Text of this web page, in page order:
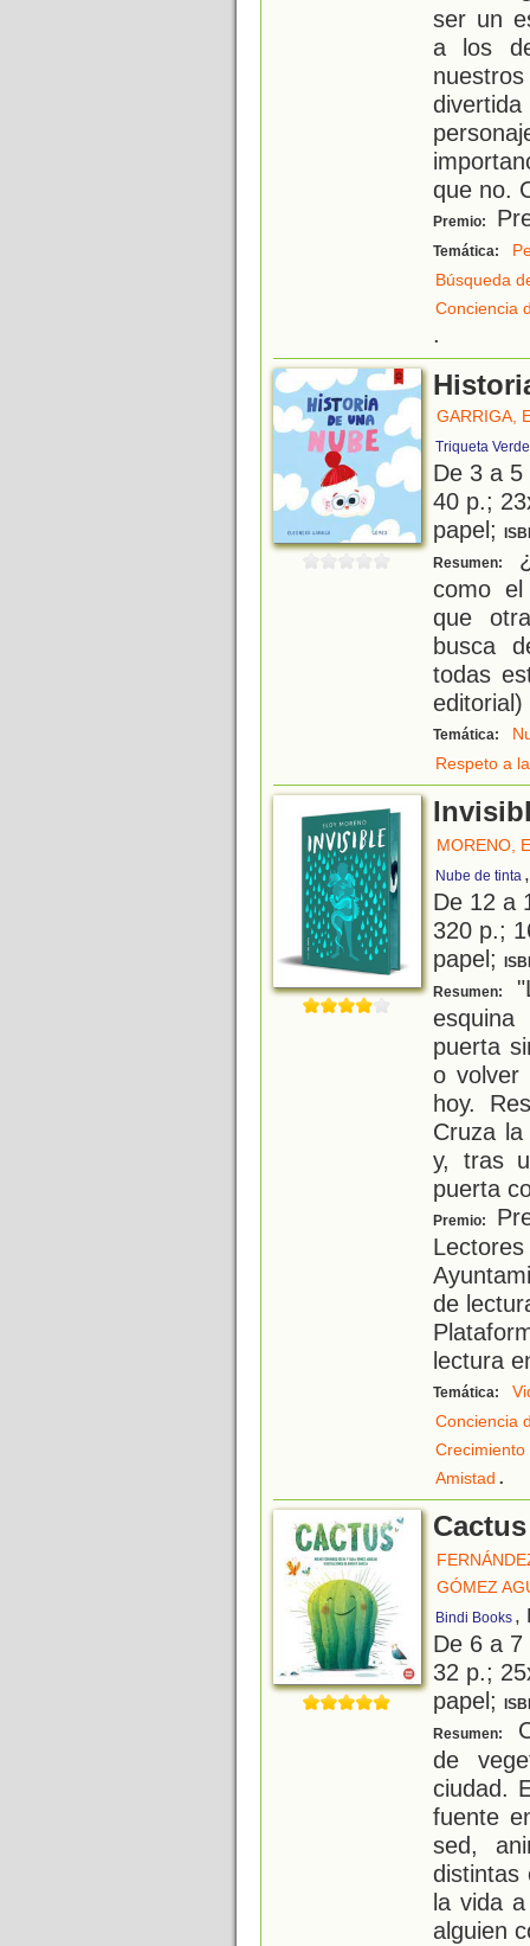
ser un
a los
que no.
Premio:
Temática:
Búsqueda
Conciencia
.
GARRIGA,
Triqueta Verde
De 3 a
40 p.;
papel;
Resumen:
como
que
busca
todas
editorial)
Temática:
Respeto a
MORENO,
Nube de tinta
De 12 a
320 p.;
papel;
Resumen:
puerta
o volver
hoy.
Cruza
y, tras
puerta
Premio:
de
lectura
Temática:
Conciencia
Crecimiento
Amistad .
Cactus
GÓMEZ
Bindi Books ,
De 6 a
32 p.;
papel;
Resumen:
de
ciudad.
fuente
sed,
distintas
la vida
alguien